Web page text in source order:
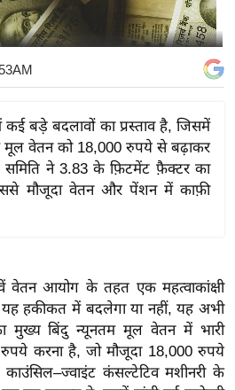
कई बड़े बदलावों का प्रस्ताव है, जिसमें
वेतन को 18,000 रुपये से बढ़ाकर
समिति ने 3.83 के फ़िटमेंट फ़ैक्टर का
मौजूदा वेतन और पेंशन में काफ़ी
वेतन आयोग के तहत एक महत्वाकांक्षी
यह हकीकत में बदलेगा या नहीं, यह अभी
मुख्य बिंदु न्यूनतम मूल वेतन में भारी
करना है, जो मौजूदा 18,000 रुपये
कंसल्टेटिव मशीनरी के